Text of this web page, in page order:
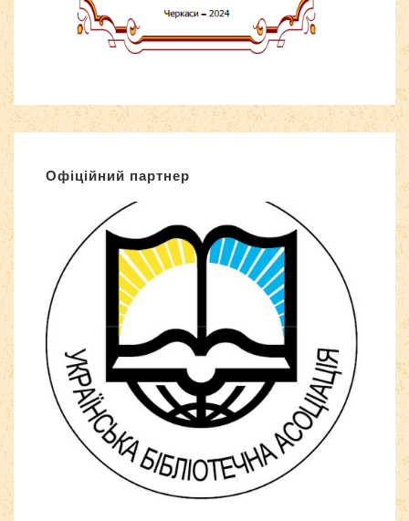
Офіційний партнер